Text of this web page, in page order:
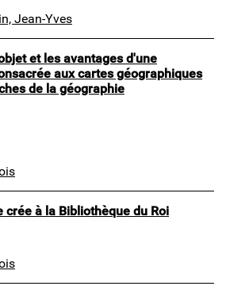
Jean-Yves
et les avantages d'une
aux cartes géographiques
de la géographie
crée à la Bibliothèque du Roi